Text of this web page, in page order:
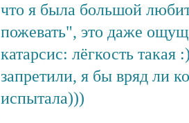
что я была большой
пожевать", это даже
катарсис: лёгкость такая
запретили, я бы вряд ли
испытала)))